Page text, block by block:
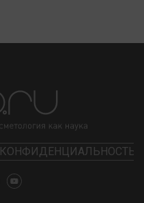
КОНФИДЕНЦИАЛЬНОСТЬ